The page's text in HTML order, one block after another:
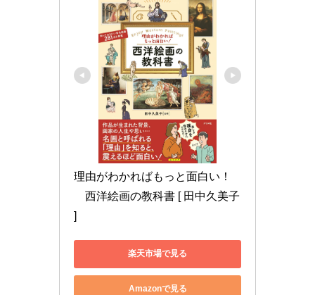
理由がわかればもっと面白い！
西洋絵画の教科書 [ 田中久美子
]
楽天市場で見る
Amazonで見る